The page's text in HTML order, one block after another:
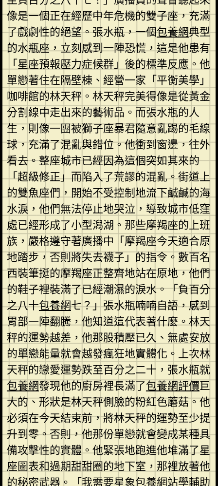
像是一個正在經歷中年危機的雙子座，充滿
了戲劇性的絕望。張水瓶，一個包養網典型
的水瓶座，立刻感到一陣恐慌，這是他患有
「星座預報壓力症候群」後的標準反應。他
單戀著住在隔壁棟、經營一家「平衡美學」
咖啡館的林天秤。林天秤完美得像是從黃金
分割線中走出來的藝術品。而張水瓶的人
生，則像一團被獅子座暴君隨意亂踢的毛線
球，充滿了混亂與錯位。他衝到窗邊，往外
看去。整座城市已經因為這個突如其來的
「超級修正」而陷入了荒謬的混亂。街道上
的雙魚座們，開始不受控制地流下鹹鹹的海
水淚，他們無法停止地哭泣，導致城市低窪
處已經形成了小型潟湖。那些摩羯座的上班
族，嚴格遵守著廣播中「摩羯座今天適合原
地踏步，否則將失去襪子」的指令。數百名
西裝筆挺的摩羯座正整齊地站在原地，他們
的鞋子裡裝滿了已經潮濕的淚水。「負百分
之八十包養網七？」張水瓶喃喃自語，感到
胃部一陣翻騰，他知道這代表著什麼。林天
秤的運勢越差，他那股積壓已久、無處安放
的單戀能量就會越發瘋狂地實體化。上次林
天秤的戀愛運勢跌至百分之二十，張水瓶就
包養網發現他的廚房裡長滿了包養網評價巨
大的、形狀是林天秤側臉的粉紅色蘑菇。他
必須在今天結束前，將林天秤的運勢至少提
升到零。否則，他那份單戀就會變成某種具
備攻擊性的實體。他緊張地跑進他堆滿了星
座圖表和過期甜甜圈的地下室，那裡放著他
的秘密武器。「我需要星象包養網站學輔助